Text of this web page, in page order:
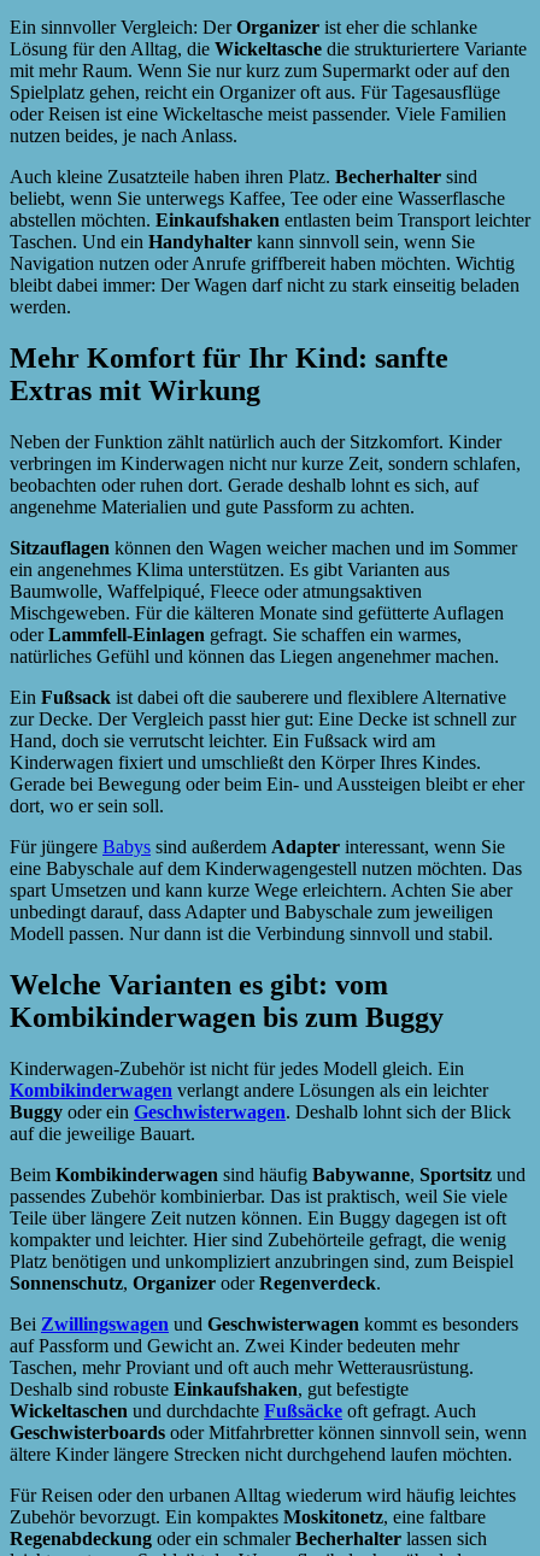
Ein sinnvoller Vergleich: DerOrganizer ist eher die schlanke
Lösung für den Alltag, die Wickeltasche die strukturiertere Variante
mit mehr Raum. Wenn Sie nur kurz zum Supermarkt oder auf den
Spielplatz gehen, reicht ein Organizer oft aus. Für Tagesausflüge
oder Reisen ist eine Wickeltasche meist passender. Viele Familien
nutzen beides, je nach Anlass.
Auch kleine Zusatzteile haben ihren Platz. Becherhalter sind
beliebt, wenn Sie unterwegs Kaffee, Tee oder eine Wasserflasche
abstellen möchten. Einkaufshaken entlasten beim Transport leichter
Taschen. Und ein Handyhalter kann sinnvoll sein, wenn Sie
Navigation nutzen oder Anrufe griffbereit haben möchten. Wichtig
bleibt dabei immer: Der Wagen darf nicht zu stark einseitig beladen
werden.
Mehr Komfort für Ihr Kind: sanfte
Extras mit Wirkung
Neben der Funktion zählt natürlich auch der Sitzkomfort. Kinder
verbringen im Kinderwagen nicht nur kurze Zeit, sondern schlafen,
beobachten oder ruhen dort. Gerade deshalb lohnt es sich, auf
angenehme Materialien und gute Passform zu achten.
Sitzauflagen können den Wagen weicher machen und im Sommer
ein angenehmes Klima unterstützen. Es gibt Varianten aus
Baumwolle, Waffelpiqué, Fleece oder atmungsaktiven
Mischgeweben. Für die kälteren Monate sind gefütterte Auflagen
oderLammfell-Einlagen gefragt. Sie schaffen ein warmes,
natürliches Gefühl und können das Liegen angenehmer machen.
Ein Fußsack ist dabei oft die sauberere und flexiblere Alternative
zur Decke. Der Vergleich passt hier gut: Eine Decke ist schnell zur
Hand, doch sie verrutscht leichter. Ein Fußsack wird am
Kinderwagen fixiert und umschließt den Körper Ihres Kindes.
Gerade bei Bewegung oder beim Ein- und Aussteigen bleibt er eher
dort, wo er sein soll.
Für jüngere Babys sind außerdem Adapter interessant, wenn Sie
eine Babyschale auf dem Kinderwagengestell nutzen möchten. Das
spart Umsetzen und kann kurze Wege erleichtern. Achten Sie aber
unbedingt darauf, dass Adapter und Babyschale zum jeweiligen
Modell passen. Nur dann ist die Verbindung sinnvoll und stabil.
Welche Varianten es gibt: vom
Kombikinderwagen bis zum Buggy
Kinderwagen-Zubehör ist nicht für jedes Modell gleich. Ein
Kombikinderwagen verlangt andere Lösungen als ein leichter
Buggy oder ein Geschwisterwagen. Deshalb lohnt sich der Blick
auf die jeweilige Bauart.
Beim Kombikinderwagen sind häufig Babywanne, Sportsitz und
passendes Zubehör kombinierbar. Das ist praktisch, weil Sie viele
Teile über längere Zeit nutzen können. Ein Buggy dagegen ist oft
kompakter und leichter. Hier sind Zubehörteile gefragt, die wenig
Platz benötigen und unkompliziert anzubringen sind, zum Beispiel
Sonnenschutz, Organizer oderRegenverdeck.
Bei Zwillingswagen und Geschwisterwagen kommt es besonders
auf Passform und Gewicht an. Zwei Kinder bedeuten mehr
Taschen, mehr Proviant und oft auch mehr Wetterausrüstung.
Deshalb sind robuste Einkaufshaken, gut befestigte
Wickeltaschen und durchdachte Fußsäcke oft gefragt. Auch
Geschwisterboards oder Mitfahrbretter können sinnvoll sein, wenn
ältere Kinder längere Strecken nicht durchgehend laufen möchten.
Für Reisen oder den urbanen Alltag wiederum wird häufig leichtes
Zubehör bevorzugt. Ein kompaktes Moskitonetz, eine faltbare
Regenabdeckung oder ein schmalerBecherhalter lassen sich